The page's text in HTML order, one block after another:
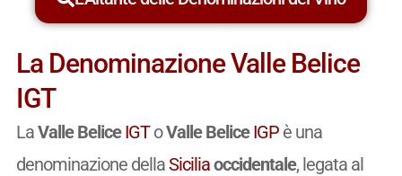
La Denominazione Valle Belice
IGT
LaValle BeliceIGToValle BeliceIGPè una
denominazione dellaSiciliaoccidentale, legata al